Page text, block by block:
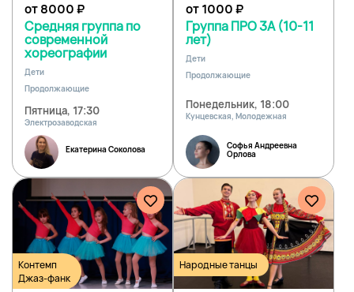
от 8000₽
Средняя группа по
современной
хореографии
Дети
Продолжающие
Пятница, 17:30
Электрозаводская
Екатерина Соколова
от 1000₽
Группа ПРО 3А (10-11
лет)
Дети
Продолжающие
Понедельник, 18:00
Кунцевская, Молодежная
Софья Андреевна
Орлова
Контемп
Джаз-фанк
Народные танцы